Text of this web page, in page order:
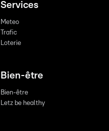
Services
Meteo
Trafic
Loterie
Bien-être
Bien-être
Letz be healthy